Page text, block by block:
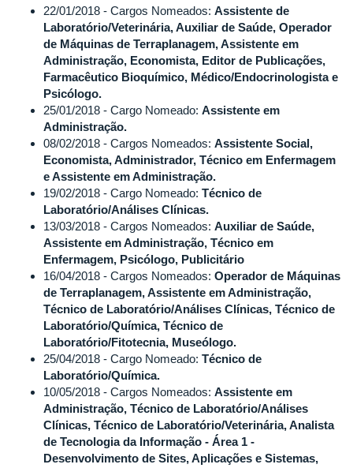
22/01/2018 - Cargos Nomeados: Assistente de
Laboratório/Veterinária, Auxiliar de Saúde, Operador
de Máquinas de Terraplanagem, Assistente em
Administração, Economista, Editor de Publicações,
Farmacêutico Bioquímico, Médico/Endocrinologista e
Psicólogo.
25/01/2018 - Cargo Nomeado: Assistente em
Administração.
08/02/2018 - Cargos Nomeados: Assistente Social,
Economista, Administrador, Técnico em Enfermagem
e Assistente em Administração.
19/02/2018 - Cargo Nomeado: Técnico de
Laboratório/Análises Clínicas.
13/03/2018 - Cargos Nomeados: Auxiliar de Saúde,
Assistente em Administração, Técnico em
Enfermagem, Psicólogo, Publicitário
16/04/2018 - Cargos Nomeados: Operador de Máquinas
de Terraplanagem, Assistente em Administração,
Técnico de Laboratório/Análises Clínicas, Técnico de
Laboratório/Química, Técnico de
Laboratório/Fitotecnia, Museólogo.
25/04/2018 - Cargo Nomeado: Técnico de
Laboratório/Química.
10/05/2018 - Cargos Nomeados: Assistente em
Administração, Técnico de Laboratório/Análises
Clínicas, Técnico de Laboratório/Veterinária, Analista
de Tecnologia da Informação - Área 1 -
Desenvolvimento de Sites, Aplicações e Sistemas,